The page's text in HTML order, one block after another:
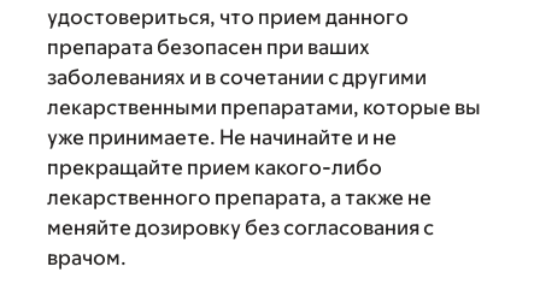
удостовериться, что прием данного
препарата безопасен при ваших
заболеваниях и в сочетании с другими
лекарственными препаратами, которые вы
уже принимаете. Не начинайте и не
прекращайте прием какого-либо
лекарственного препарата, а также не
меняйте дозировку без согласования с
врачом.